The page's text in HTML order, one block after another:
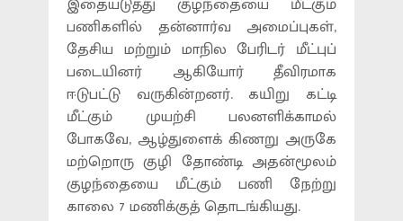
பணிகளில் தன்னார்வ அமைப்புகள்,
தேசிய மற்றும் மாநில பேரிடர் மீட்புப்
படையினர் ஆகியோர் தீவிரமாக
ஈடுபட்டு வருகின்றனர். கயிறு கட்டி
மீட்கும் முயற்சி பலனளிக்காமல்
போகவே, ஆழ்துளைக் கிணறு அருகே
மற்றொரு குழி தோண்டி அதன்மூலம்
குழந்தையை மீட்கும் பணி நேற்று
காலை 7 மணிக்குத் தொடங்கியது.